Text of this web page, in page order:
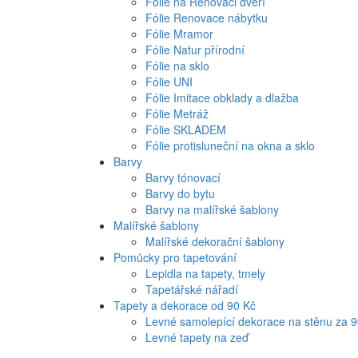
Fólie Renovace nábytku
Fólie Mramor
Fólie Natur přírodní
Fólie na sklo
Fólie UNI
Fólie Imitace obklady a dlažba
Fólie Metráž
Fólie SKLADEM
Fólie protisluneční na okna a sklo
Barvy
Barvy tónovací
Barvy do bytu
Barvy na malířské šablony
Malířské šablony
Malířské dekorační šablony
Pomůcky pro tapetování
Lepidla na tapety, tmely
Tapetářské nářadí
Tapety a dekorace od 90 Kč
Levné samolepící dekorace na stěnu za
Levné tapety na zeď